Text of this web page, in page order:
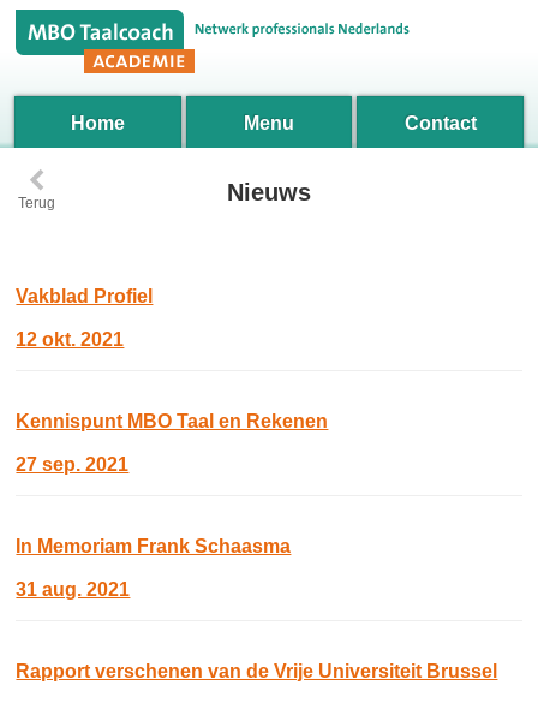
Home Menu Contact
‹
Terug Nieuws
Vakblad Profiel
12 okt. 2021
Kennispunt MBO Taal en Rekenen
27 sep. 2021
In Memoriam Frank Schaasma
31 aug. 2021
Rapport verschenen van de Vrije Universiteit Brussel